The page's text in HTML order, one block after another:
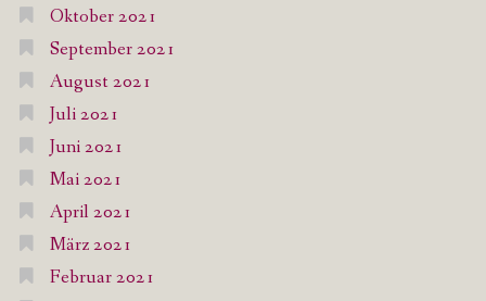
Oktober 2021
September 2021
August 2021
Juli 2021
Juni 2021
Mai 2021
April 2021
März 2021
Februar 2021